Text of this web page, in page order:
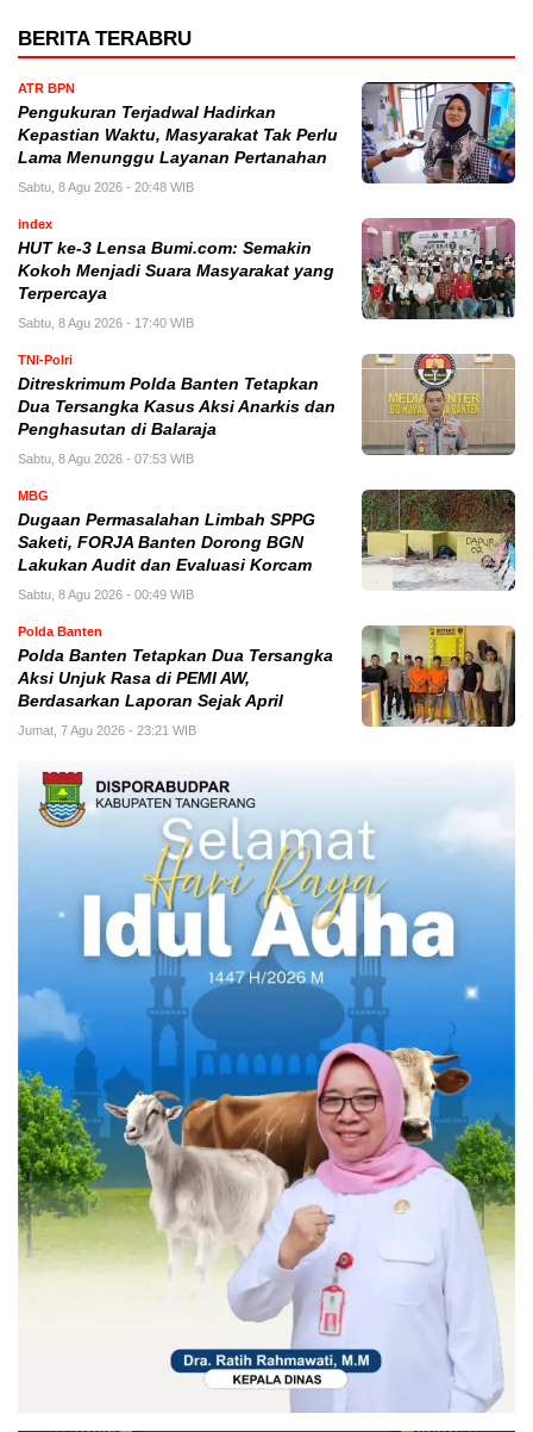
BERITA TERABRU
ATR BPN
Pengukuran Terjadwal Hadirkan
Kepastian Waktu, Masyarakat Tak Perlu
Lama Menunggu Layanan Pertanahan
Sabtu, 8 Agu 2026 - 20:48 WIB
index
HUT ke-3 Lensa Bumi.com: Semakin
Kokoh Menjadi Suara Masyarakat yang
Terpercaya
Sabtu, 8 Agu 2026 - 17:40 WIB
TNI-Polri
Ditreskrimum Polda Banten Tetapkan
Dua Tersangka Kasus Aksi Anarkis dan
Penghasutan di Balaraja
Sabtu, 8 Agu 2026 - 07:53 WIB
MBG
Dugaan Permasalahan Limbah SPPG
Saketi, FORJA Banten Dorong BGN
Lakukan Audit dan Evaluasi Korcam
Sabtu, 8 Agu 2026 - 00:49 WIB
Polda Banten
Polda Banten Tetapkan Dua Tersangka
Aksi Unjuk Rasa di PEMI AW,
Berdasarkan Laporan Sejak April
Jumat, 7 Agu 2026 - 23:21 WIB